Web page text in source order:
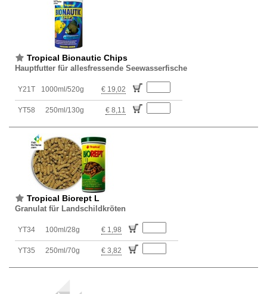
Tropical Bionautic Chips
Hauptfutter für allesfressende Seewasserfische
Y21T 1000ml/520g € 19,02
YT58 250ml/130g € 8,11
Tropical Biorept L
Granulat für Landschildkröten
YT34 100ml/28g € 1,98
YT35 250ml/70g € 3,82